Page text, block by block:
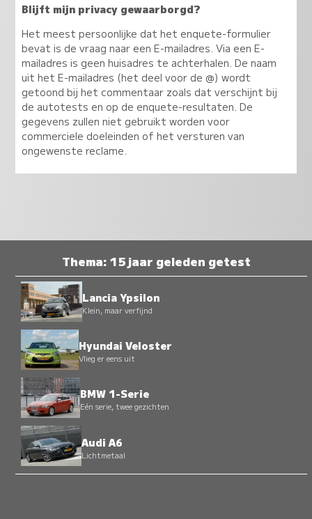
Blijft mijn privacy gewaarborgd?
Het meest persoonlijke dat het enquete-formulier
bevat is de vraag naar een E-mailadres. Via een E-
mailadres is geen huisadres te achterhalen. De naam
uit het E-mailadres (het deel voor de @) wordt
getoond bij het commentaar zoals dat verschijnt bij
de autotests en op de enquete-resultaten. De
gegevens zullen niet gebruikt worden voor
commerciele doeleinden of het versturen van
ongewenste reclame.
Thema: 15 jaar geleden getest
Lancia Ypsilon
Klein, maar verfijnd
Hyundai Veloster
Vlieg er eens uit
BMW 1-Serie
Eén serie, twee gezichten
Audi A6
Lichtmetaal